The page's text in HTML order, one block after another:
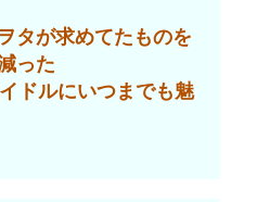
タが求めてたものを
った
ドルにいつまでも魅